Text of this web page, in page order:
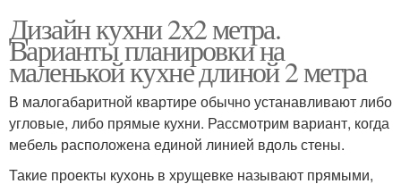
Дизайн кухни 2х2 метра.
Варианты планировки на
маленькой кухне длиной 2 метра
В малогабаритной квартире обычно устанавливают либо
угловые, либо прямые кухни. Рассмотрим вариант, когда
мебель расположена единой линией вдоль стены.
Такие проекты кухонь в хрущевке называют прямыми,